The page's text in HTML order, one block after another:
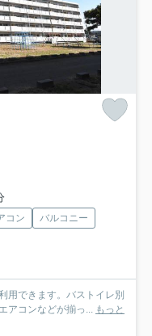
コン
バルコニー
用できます。バストイレ別
アコンなどが揃っ... もっと